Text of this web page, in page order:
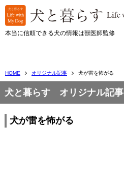
本当に信頼できる犬の情報は獣医師監修
HOME オリジナル記事 犬が雷を怖がる
犬と暮らす オリジナル記事
犬が雷を怖がる